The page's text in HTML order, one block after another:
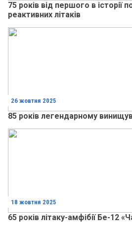
75 років від першого в історії
реактивних літаків
26 жовтня 2025
85 років легендарному
18 жовтня 2025
65 років літаку-амфібії Бе-12